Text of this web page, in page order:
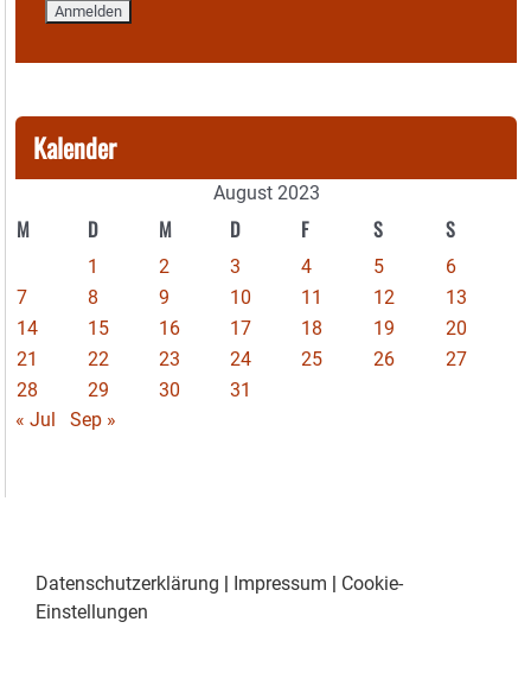
Kalender
August 2023
M D M D F S S
1 2 3 4 5
6
7
8 9 10 11 12
13
14
15 16 17 18 19
20
21
22 23 24 25 26
27
28
29 30
31
« Jul
Sep »
Datenschutzerklärung | Impressum | Cookie-
Einstellungen